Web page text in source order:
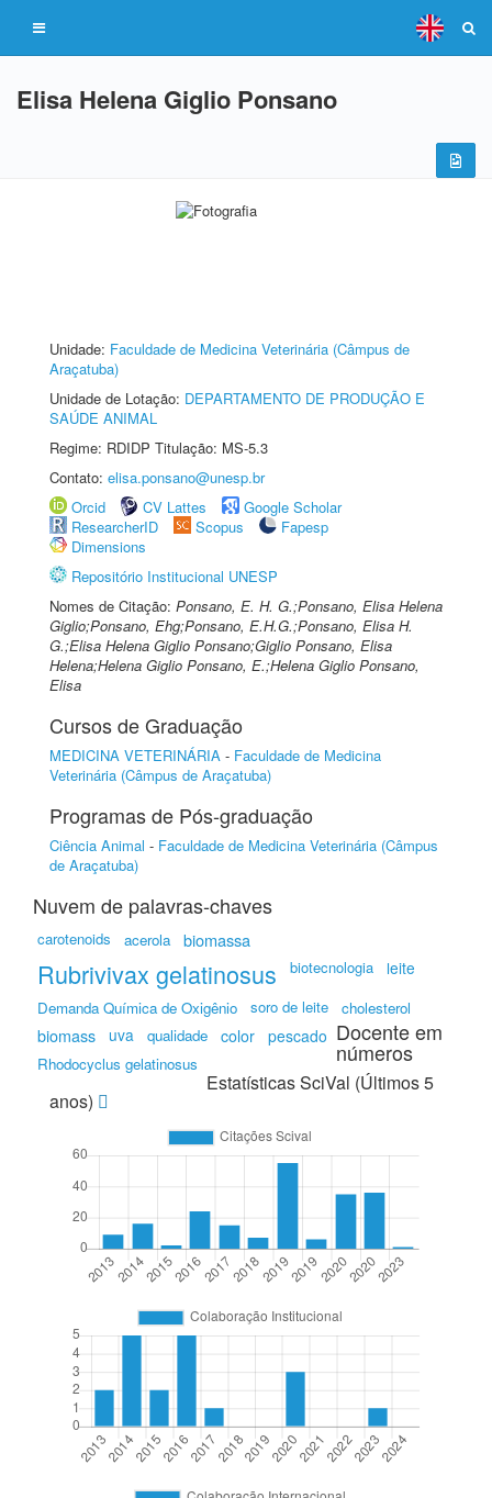
Elisa Helena Giglio Ponsano
Unidade: Faculdade de Medicina Veterinária (Câmpus de
Araçatuba)
Unidade de Lotação: DEPARTAMENTO DE PRODUÇÃO E
SAÚDE ANIMAL
Regime: RDIDP Titulação: MS-5.3
Contato: elisa.ponsano@unesp.br
Orcid
CV Lattes
Google Scholar
ResearcherID
Scopus
Fapesp
Dimensions
Repositório Institucional UNESP
Nomes de Citação: Ponsano, E. H. G.;Ponsano, Elisa Helena
Giglio;Ponsano, Ehg;Ponsano, E.H.G.;Ponsano, Elisa H.
G.;Elisa Helena Giglio Ponsano;Giglio Ponsano, Elisa
Helena;Helena Giglio Ponsano, E.;Helena Giglio Ponsano,
Elisa
Cursos de Graduação
MEDICINA VETERINÁRIA - Faculdade de Medicina
Veterinária (Câmpus de Araçatuba)
Programas de Pós-graduação
Ciência Animal - Faculdade de Medicina Veterinária (Câmpus
de Araçatuba)
Nuvem de palavras-chaves
carotenoids acerola biomassa
Rubrivivax gelatinosus biotecnologia leite
Demanda Química de Oxigênio soro de leite cholesterol
biomass uva qualidade color pescado
Rhodocyclus gelatinosus
Docente em
números
Estatísticas SciVal (Últimos 5
anos)